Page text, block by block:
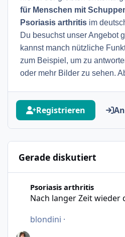
für Menschen mit
Psoriasis arthritis im
Du besuchst unser Angebot
kannst manch nützliche
zum Beispiel, um zu
oder mehr Bilder zu sehen.
Registrieren
Gerade diskutiert
Psoriasis arthritis
Nach langer Zeit wieder
blondini ·